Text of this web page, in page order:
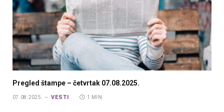
Pregled štampe – četvrtak 07.08.2025.
07.08.2025. VESTI 1 MIN.